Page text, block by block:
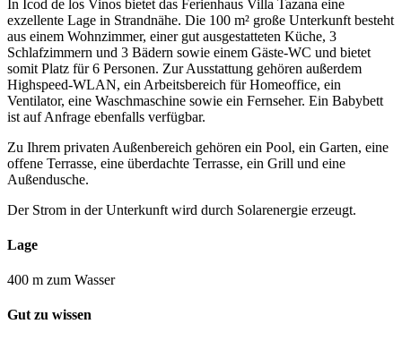
In Icod de los Vinos bietet das Ferienhaus Villa Tazana eine
exzellente Lage in Strandnähe. Die 100 m² große Unterkunft besteht
aus einem Wohnzimmer, einer gut ausgestatteten Küche, 3
Schlafzimmern und 3 Bädern sowie einem Gäste-WC und bietet
somit Platz für 6 Personen. Zur Ausstattung gehören außerdem
Highspeed-WLAN, ein Arbeitsbereich für Homeoffice, ein
Ventilator, eine Waschmaschine sowie ein Fernseher. Ein Babybett
ist auf Anfrage ebenfalls verfügbar.
Zu Ihrem privaten Außenbereich gehören ein Pool, ein Garten, eine
offene Terrasse, eine überdachte Terrasse, ein Grill und eine
Außendusche.
Der Strom in der Unterkunft wird durch Solarenergie erzeugt.
Lage
400 m zum Wasser
Gut zu wissen